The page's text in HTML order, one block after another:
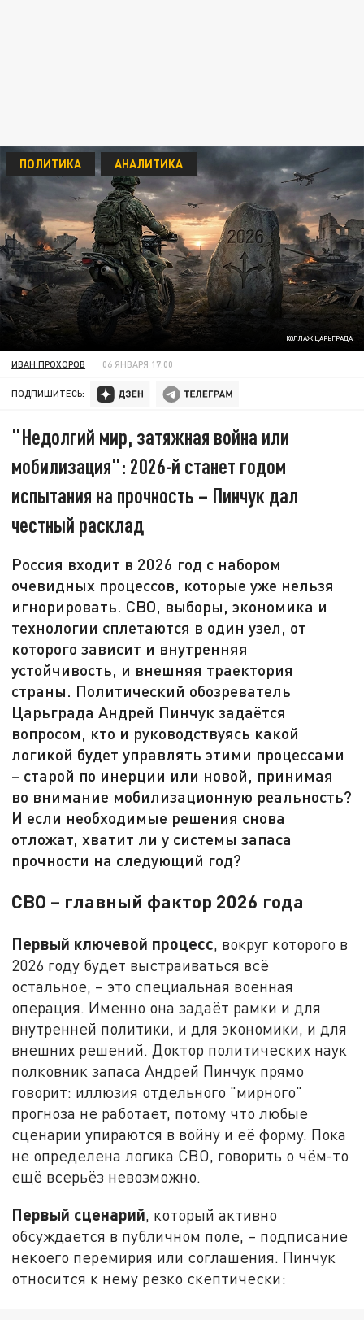
КОЛЛАЖ ЦАРЬГРАДА
ПОЛИТИКА АНАЛИТИКА
ИВАН ПРОХОРОВ 06 ЯНВАРЯ 17:00
ПОДПИШИТЕСЬ:
"Недолгий мир, затяжная война или
мобилизация": 2026-й станет годом
испытания на прочность – Пинчук дал
честный расклад
Россия входит в 2026 год с набором
очевидных процессов, которые уже нельзя
игнорировать. СВО, выборы, экономика и
технологии сплетаются в один узел, от
которого зависит и внутренняя
устойчивость, и внешняя траектория
страны. Политический обозреватель
Царьграда Андрей Пинчук задаётся
вопросом, кто и руководствуясь какой
логикой будет управлять этими процессами
– старой по инерции или новой, принимая
во внимание мобилизационную реальность?
И если необходимые решения снова
отложат, хватит ли у системы запаса
прочности на следующий год?
СВО – главный фактор 2026 года
Первый ключевой процесс, вокруг которого в
2026 году будет выстраиваться всё
остальное, – это специальная военная
операция. Именно она задаёт рамки и для
внутренней политики, и для экономики, и для
внешних решений. Доктор политических наук
полковник запаса Андрей Пинчук прямо
говорит: иллюзия отдельного "мирного"
прогноза не работает, потому что любые
сценарии упираются в войну и её форму. Пока
не определена логика СВО, говорить о чём-то
ещё всерьёз невозможно.
Первый сценарий, который активно
обсуждается в публичном поле, – подписание
некоего перемирия или соглашения. Пинчук
относится к нему резко скептически: